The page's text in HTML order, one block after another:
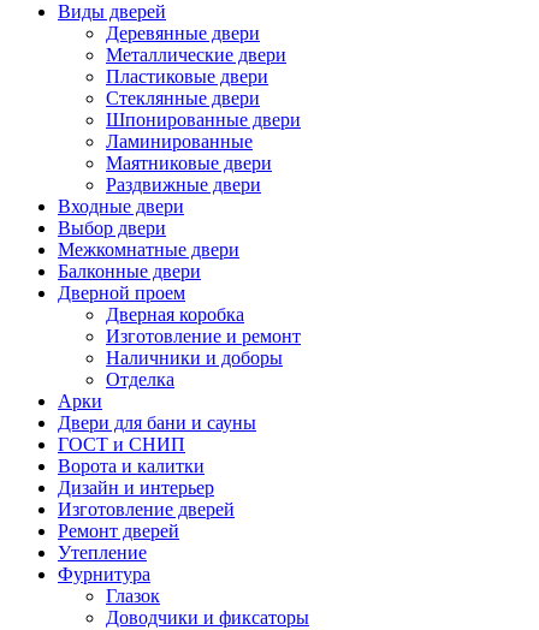
Виды дверей
Деревянные двери
Металлические двери
Пластиковые двери
Стеклянные двери
Шпонированные двери
Ламинированные
Маятниковые двери
Раздвижные двери
Входные двери
Выбор двери
Межкомнатные двери
Балконные двери
Дверной проем
Дверная коробка
Изготовление и ремонт
Наличники и доборы
Отделка
Арки
Двери для бани и сауны
ГОСТ и СНИП
Ворота и калитки
Дизайн и интерьер
Изготовление дверей
Ремонт дверей
Утепление
Фурнитура
Глазок
Доводчики и фиксаторы